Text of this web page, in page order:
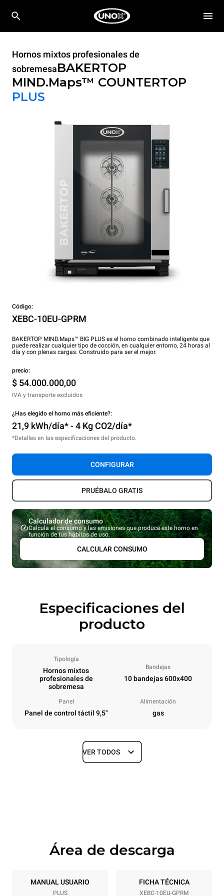
Hornos mixtos profesionales de
sobremesaBAKERTOP
MIND.Maps™ COUNTERTOP
PLUS
Código:
XEBC-10EU-GPRM
BAKERTOP MIND.Maps™ BIG PLUS es el horno combinado inteligente que
puede realizar cualquier tipo de cocción, en cualquier entorno, 24 horas al
día y con plenas cargas. Construido para ser el mejor.
precio:
$ 54.000.000,00
IVA y transporte excluidos
¿Has elegido el horno más eficiente?:
21,9 kWh/día* - 4 Kg CO2/día*
*Detalles en las especificaciones del producto.
CONFIGURAR
PRUÉBALO GRATIS
Calculador de consumo
Calcula el consumo y las emisiones que produce este horno en
función de tus hábitos de uso.
CALCULAR CONSUMO
Especificaciones del
producto
Tipología
Hornos mixtos
profesionales de
sobremesa
Bandejas
10 bandejas 600x400
Panel
Panel de control táctil 9,5"
Alimentación
gas
Tamaños
Especificaciones de la bandeja
10 600x400
Distancia entre bandejas
VER TODOS
Área de descarga
MANUAL USUARIO
PLUS
FICHA TÉCNICA
XEBC-10EU-GPRM